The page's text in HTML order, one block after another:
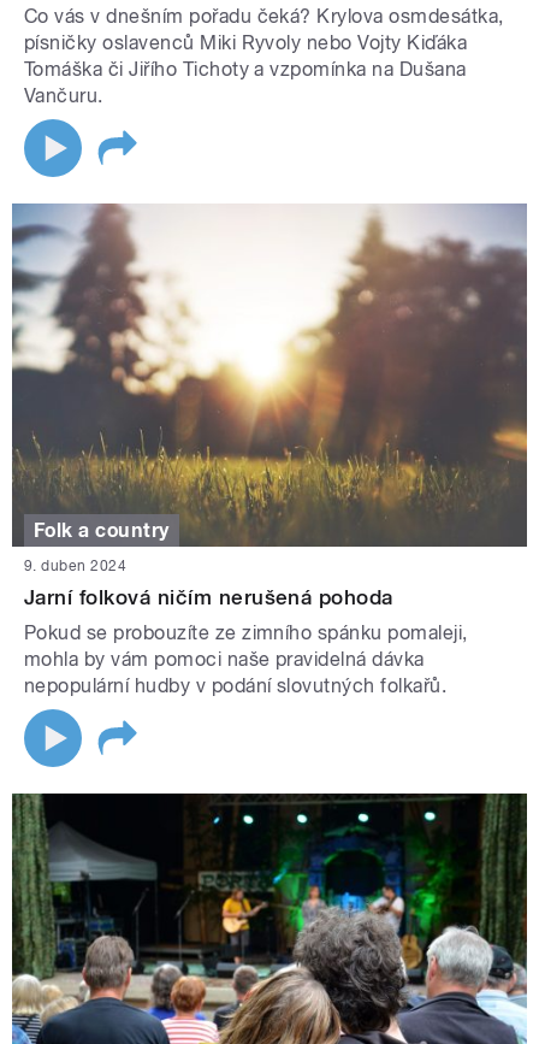
Co vás v dnešním pořadu čeká? Krylova osmdesátka,
písničky oslavenců Miki Ryvoly nebo Vojty Kiďáka
Tomáška či Jiřího Tichoty a vzpomínka na Dušana
Vančuru.
Folk a country
9. duben 2024
Jarní folková ničím nerušená pohoda
Pokud se probouzíte ze zimního spánku pomaleji,
mohla by vám pomoci naše pravidelná dávka
nepopulární hudby v podání slovutných folkařů.